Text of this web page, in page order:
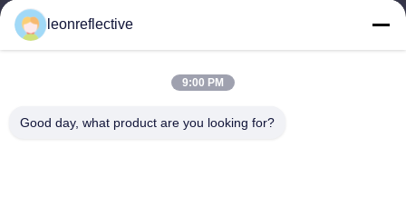
Nuestra dirección
Dirección de la empresa
Huayi, Zona de Alta Tecnología, Hefei, Anhui, China
Dirección de la fábrica
leonreflective
9:00 PM
Good day, what product are you looking for?